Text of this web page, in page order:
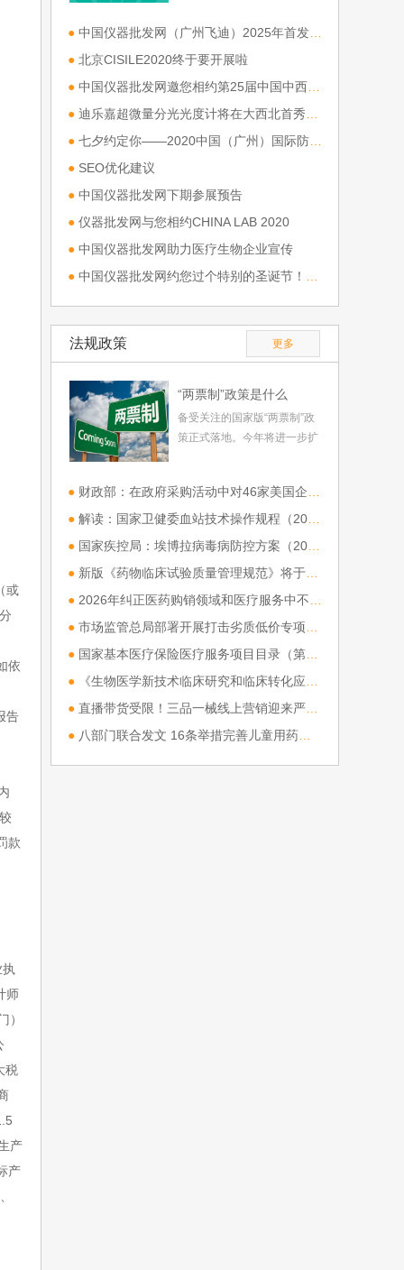
或
依
告
款
师
）
税
产
产
● 中国仪器批发网（广州飞迪）2025年首发参展第一站CHINA LAB 2025
● 北京CISILE2020终于要开展啦
● 中国仪器批发网邀您相约第25届中国中西部（合肥）医疗器械
● 迪乐嘉超微量分光光度计将在大西北首秀（第三十八届西部国际医疗器械展）
● 七夕约定你——2020中国（广州）国际防疫物资展
● SEO优化建议
● 中国仪器批发网下期参展预告
● 仪器批发网与您相约CHINA LAB 2020
● 中国仪器批发网助力医疗生物企业宣传
● 中国仪器批发网约您过个特别的圣诞节！！！
法规政策 更多
“两票制”政策是什么
备受关注的国家版“两票制”政
策正式落地。今年将进一步扩
改两票制是什么意思？[详细]
● 财政部：在政府采购活动中对46家美国企业采取相关措施
● 解读：国家卫健委血站技术操作规程（2026版）
● 国家疾控局：埃博拉病毒病防控方案（2026年版）
● 新版《药物临床试验质量管理规范》将于9月1日起施行
● 2026年纠正医药购销领域和医疗服务中不正之风工作要点
● 市场监管总局部署开展打击劣质低价专项行动
● 国家基本医疗保险医疗服务项目目录（第一批）制定工作方案》政策解读
●
《生物医学新技术临床研究和临床转化应用管理条例》（国务院令第 818 号）正式实施
● 直播带货受限！三品一械线上营销迎来严格新规
● 八部门联合发文 16条举措完善儿童用药供应保障